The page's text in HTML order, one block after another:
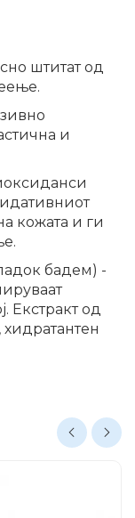
штитат од
и
кожата и ги
бадем) -
Екстракт од